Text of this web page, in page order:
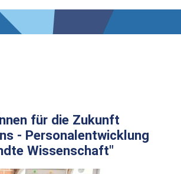
für die Zukunft
- Personalentwicklung
Wissenschaft"